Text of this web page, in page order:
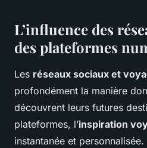
L’influence des
des plateformes
Les réseaux sociaux et
profondément la manière
découvrent leurs futures
plateformes, l’inspiration
instantanée et